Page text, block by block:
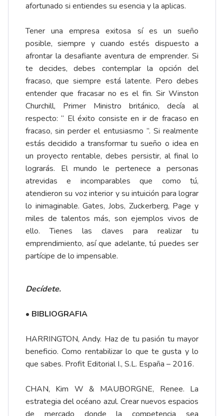
afortunado si entiendes su esencia y la aplicas.
Tener una empresa exitosa sí es un sueño
posible, siempre y cuando estés dispuesto a
afrontar la desafiante aventura de emprender. Si
te decides, debes contemplar la opción del
fracaso, que siempre está latente. Pero debes
entender que fracasar no es el fin. Sir Winston
Churchill, Primer Ministro británico, decía al
respecto: “ El éxito consiste en ir de fracaso en
fracaso, sin perder el entusiasmo ”. Si realmente
estás decidido a transformar tu sueño o idea en
un proyecto rentable, debes persistir, al final lo
lograrás. El mundo le pertenece a personas
atrevidas e incomparables que como tú,
atendieron su voz interior y su intuición para lograr
lo inimaginable. Gates, Jobs, Zuckerberg, Page y
miles de talentos más, son ejemplos vivos de
ello. Tienes las claves para realizar tu
emprendimiento, así que adelante, tú puedes ser
partícipe de lo impensable.
Decídete.
• BIBLIOGRAFIA
HARRINGTON, Andy. Haz de tu pasión tu mayor
beneficio. Como rentabilizar lo que te gusta y lo
que sabes. Profit Editorial I., S.L. España – 2016.
CHAN, Kim W & MAUBORGNE, Renee. La
estrategia del océano azul. Crear nuevos espacios